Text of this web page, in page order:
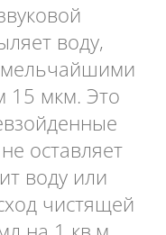
воду,
мельчайшими
15 мкм. Это
оставляет
воду или
чистящей